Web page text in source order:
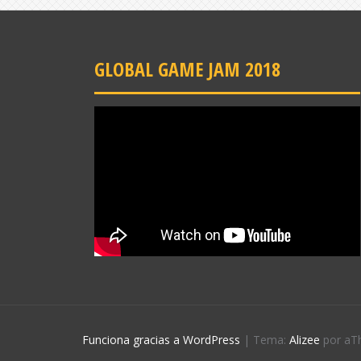
GLOBAL GAME JAM 2018
Funciona gracias a WordPress | Tema: Alizee por